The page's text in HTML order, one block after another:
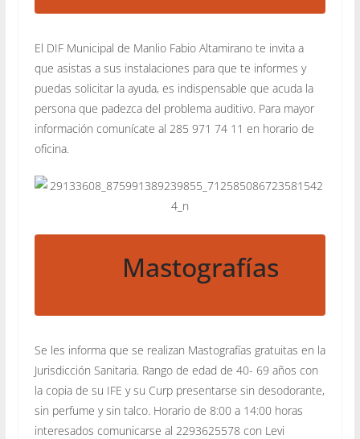
El DIF Municipal de Manlio Fabio Altamirano te invita a
que asistas a sus instalaciones para que te informes y
puedas solicitar la ayuda, es indispensable que acuda la
persona que padezca del problema auditivo. Para mayor
información comunícate al 285 971 74 11 en horario de
oficina.
Mastografías
Se les informa que se realizan Mastografías gratuitas en la
Jurisdicción Sanitaria. Rango de edad de 40- 69 años con
la copia de su IFE y su Curp presentarse sin desodorante,
sin perfume y sin talco. Horario de 8:00 a 14:00 horas
interesados comunicarse al 2293625578 con Levi